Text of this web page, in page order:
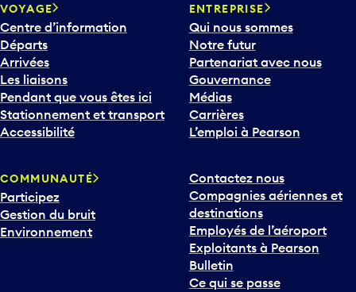
VOYAGE
Centre d’information
Départs
Arrivées
Les liaisons
Pendant que vous êtes ici
Stationnement et transport
Accessibilité
ENTREPRISE
Qui nous sommes
Notre futur
Partenariat avec nous
Gouvernance
Médias
Carrières
L’emploi à Pearson
COMMUNAUTÉ
Participez
Gestion du bruit
Environnement
Contactez nous
Compagnies aériennes et
destinations
Employés de l’aéroport
Exploitants à Pearson
Bulletin
Ce qui se passe